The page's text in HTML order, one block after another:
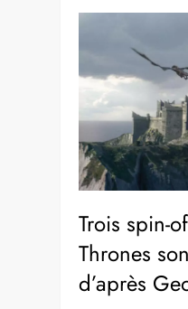
Trois spin-
Thrones
d’après